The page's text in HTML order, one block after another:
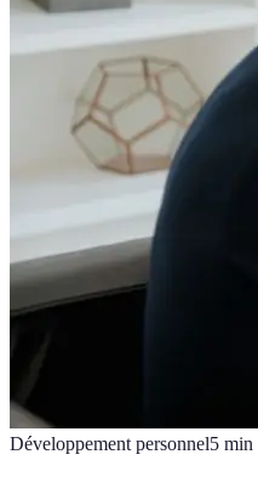
Développement personnel5 min